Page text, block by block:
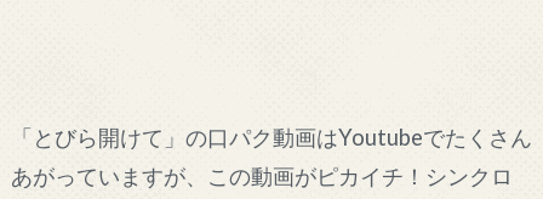
「とびら開けて」の口パク動画はYoutubeでたくさん
あがっていますが、この動画がピカイチ！シンクロ